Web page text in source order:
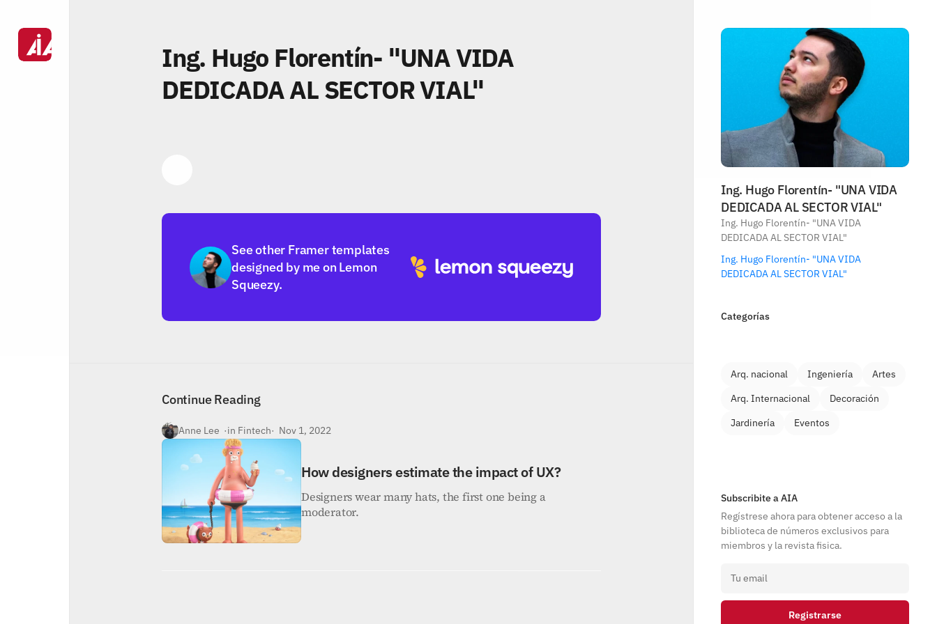
Ing. Hugo Florentín- "UNA VIDA
DEDICADA AL SECTOR VIAL"
See other Framer templates
designed by me on Lemon
Squeezy.
Continue Reading
Anne Lee  ·in Fintech·  Nov 1, 2022
How designers estimate the impact of UX?
Designers wear many hats, the first one being a
moderator.
Ing. Hugo Florentín- "UNA VIDA
DEDICADA AL SECTOR VIAL"
Ing. Hugo Florentín- "UNA VIDA
DEDICADA AL SECTOR VIAL"
Ing. Hugo Florentín- "UNA VIDA
DEDICADA AL SECTOR VIAL"
Categorías
Arq. nacional Ingeniería
Artes
Arq. Internacional
Decoración
Jardinería
Eventos
Subscribite a AIA
Regístrese ahora para obtener acceso a la
biblioteca de números exclusivos para
miembros y la revista fisica.